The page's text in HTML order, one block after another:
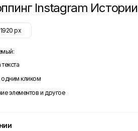
Instagram Истории
1920 px
одним кликом
элементов и другое